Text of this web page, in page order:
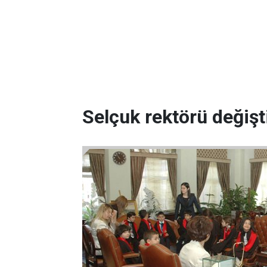
Selçuk rektörü